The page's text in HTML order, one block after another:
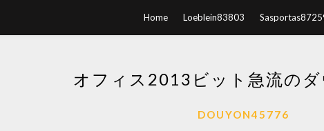
Home Loeblein83803
オフィス2013ビット急流のダ
DOUYON45776